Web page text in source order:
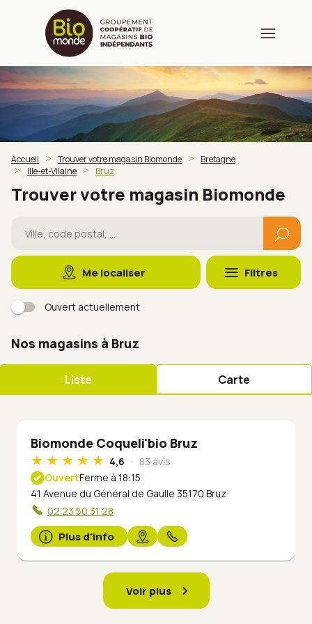
Accueil Trouver votre magasin Biomonde
Bretagne
Ille-et-Vilaine
Bruz
Trouver votre magasin Biomonde
Me localiser Filtres
Ouvert actuellement
Nos magasins à Bruz
Liste Carte
Biomonde Coqueli'bio Bruz
4,6
83 avis
OuvertFerme à 18:15
41 Avenue du Général de Gaulle 35170 Bruz
02 23 50 31 28
Plus d'info
Voir plus